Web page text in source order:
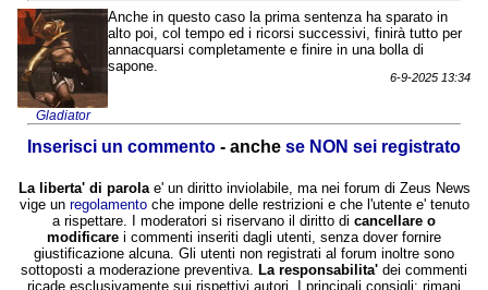
Gladiator
Anche in questo caso la prima sentenza ha sparato in
alto poi, col tempo ed i ricorsi successivi, finirà tutto per
annacquarsi completamente e finire in una bolla di
sapone.
6-9-2025 13:34
Inserisci un commento - anche se NON sei registrato
La liberta' di parolae' un diritto inviolabile, ma nei forum di Zeus News
vige un regolamentoche impone delle restrizioni e che l'utente e' tenuto
a rispettare. I moderatori si riservano il diritto di cancellare o
modificare i commenti inseriti dagli utenti, senza dover fornire
giustificazione alcuna. Gli utenti non registrati al forum inoltre sono
sottoposti a moderazione preventiva. La responsabilita' dei commenti
ricade esclusivamente sui rispettivi autori. I principali consigli: rimani